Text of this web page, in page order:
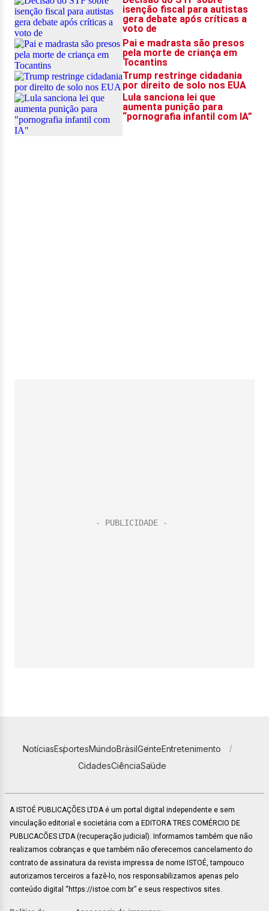
NotíciasEsportesMundoBrasilGenteEntretenimento
CidadesCiênciaSaúde
A ISTOÉ PUBLICAÇÕES LTDA é um portal digital independente e sem
vinculação editorial e societária com a EDITORA TRES COMÉRCIO DE
PUBLICACÕES LTDA (recuperação judicial). Informamos também que não
realizamos cobranças e que também não oferecemos cancelamento do
contrato de assinatura da revista impressa de nome ISTOÉ, tampouco
autorizamos terceiros a fazê-lo, nos responsabilizamos apenas pelo
conteúdo digital “https://istoe.com.br” e seus respectivos sites.